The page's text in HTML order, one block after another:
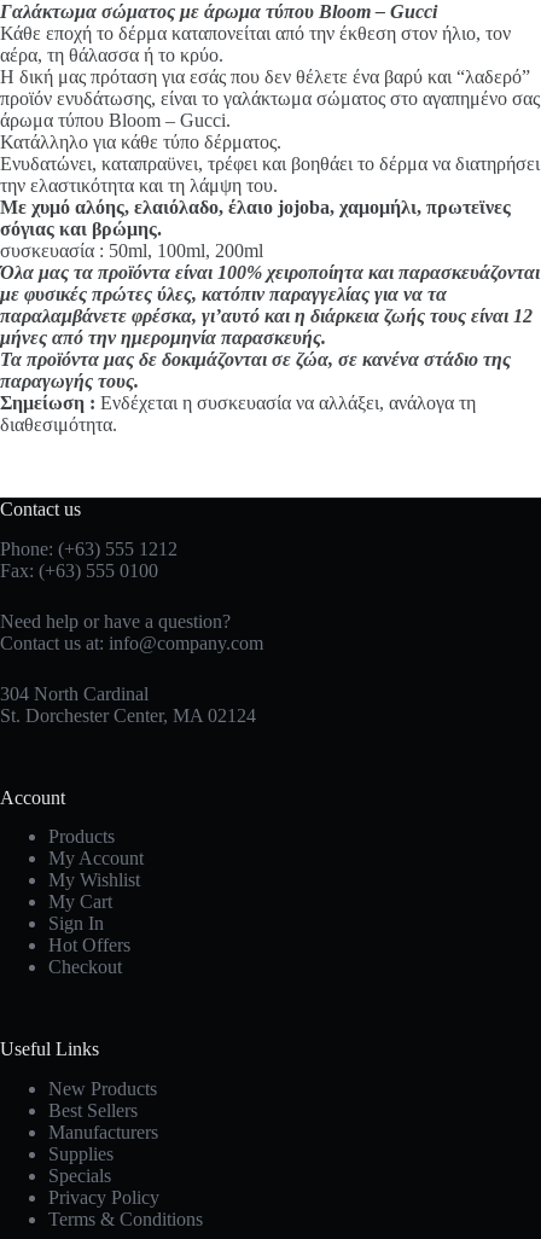
Γαλάκτωμα σώματος με άρωμα τύπου Bloom – Gucci
Κάθε εποχή το δέρμα καταπονείται από την έκθεση στον ήλιο, τον
αέρα, τη θάλασσα ή το κρύο.
Η δική μας πρόταση για εσάς που δεν θέλετε ένα βαρύ και “λαδερό”
προϊόν ενυδάτωσης, είναι το γαλάκτωμα σώματος στο αγαπημένο σας
άρωμα τύπου Bloom – Gucci.
Κατάλληλο για κάθε τύπο δέρματος.
Ενυδατώνει, καταπραϋνει, τρέφει και βοηθάει το δέρμα να διατηρήσει
την ελαστικότητα και τη λάμψη του.
Με χυμό αλόης, ελαιόλαδο, έλαιο jojoba, χαμομήλι, πρωτεϊνες
σόγιας και βρώμης.
συσκευασία : 50ml, 100ml, 200ml
Όλα μας τα προϊόντα είναι 100% χειροποίητα και παρασκευάζονται
με φυσικές πρώτες ύλες, κατόπιν παραγγελίας για να τα
παραλαμβάνετε φρέσκα, γι’αυτό και η διάρκεια ζωής τους είναι 12
μήνες από την ημερομηνία παρασκευής.
Τα προϊόντα μας δε δοκιμάζονται σε ζώα, σε κανένα στάδιο της
παραγωγής τους.
Σημείωση : Ενδέχεται η συσκευασία να αλλάξει, ανάλογα τη
διαθεσιμότητα.
Contact us
Phone: (+63) 555 1212
Fax: (+63) 555 0100
Need help or have a question?
Contact us at: info@company.com
304 North Cardinal
St. Dorchester Center, MA 02124
Account
Products
My Account
My Wishlist
My Cart
Sign In
Hot Offers
Checkout
Useful Links
New Products
Best Sellers
Manufacturers
Supplies
Specials
Privacy Policy
Terms & Conditions